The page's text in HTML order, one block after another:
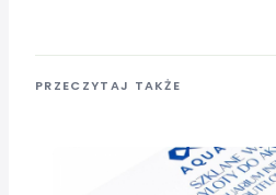
PRZECZYTAJ TAKŻE